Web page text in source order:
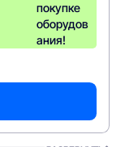
покупке
оборудов
ания!